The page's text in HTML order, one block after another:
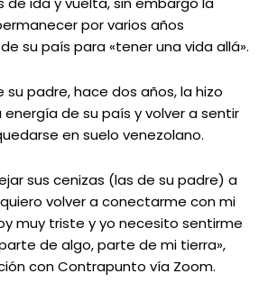
por varios años
su país para «tener una vida allá».
su padre, hace dos años, la hizo
de su país y volver a sentir
en suelo venezolano.
sus cenizas (las de su padre) a
volver a conectarme con mi
muy triste y yo necesito sentirme
de algo, parte de mi tierra»,
con Contrapunto vía Zoom.